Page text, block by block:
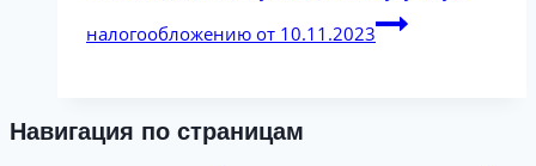
налогообложению от 10.11.2023
Навигация по страницам